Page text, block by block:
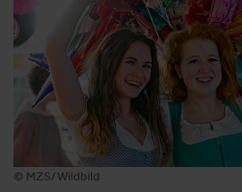
© MZS/Wildbild